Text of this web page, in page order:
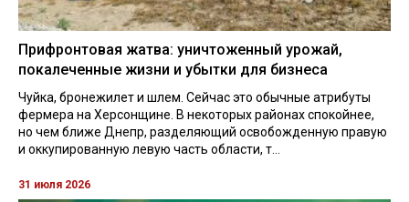
Прифронтовая жатва: уничтоженный урожай,
покалеченные жизни и убытки для бизнеса
Чуйка, бронежилет и шлем. Сейчас это обычные атрибуты
фермера на Херсонщине. В некоторых районах спокойнее,
но чем ближе Днепр, разделяющий освобожденную правую
и оккупированную левую часть области, т...
31 июля 2026